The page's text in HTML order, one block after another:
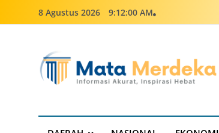
8 Agustus 2026 9:12:01 AM